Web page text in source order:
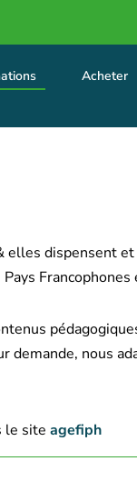
Acheter
dispensent
Francophones
demande, nous
le site agefiph